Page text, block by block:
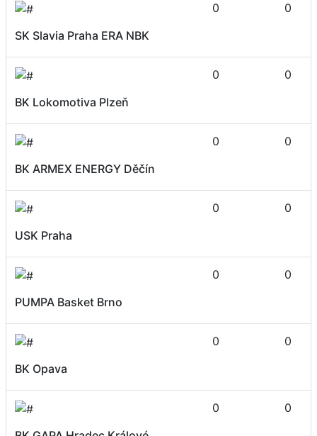
SK Slavia Praha ERA NBK
0 0
BK Lokomotiva Plzeň
0 0
BK ARMEX ENERGY Děčín
0 0
USK Praha
0 0
PUMPA Basket Brno
0 0
BK Opava
0 0
0 0